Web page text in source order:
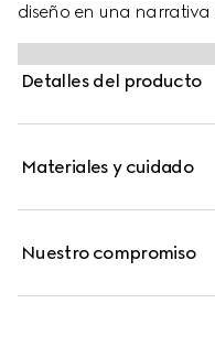
diseño en una narrativa
reconocidos en las
colores que son
para ocasiones
Detalles del producto
Materiales y cuidado
Nuestro compromiso